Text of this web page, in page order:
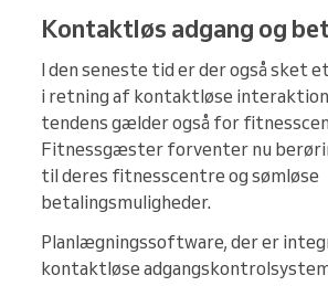
Kontaktløs adgang og
I den seneste tid er der også sket
i retning af kontaktløse
tendens gælder også for
Fitnessgæster forventer nu
til deres fitnesscentre og sømløse
betalingsmuligheder.
Planlægningssoftware, der er
kontaktløse